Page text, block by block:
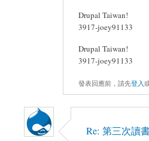
Drupal Taiwan!
3917-joey91133
Drupal Taiwan!
3917-joey91133
發表回應前，請先登入
Re: 第三次讀